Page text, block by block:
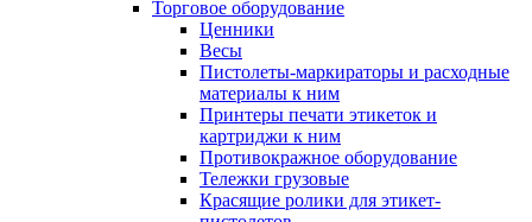
Торговое оборудование
Ценники
Весы
Пистолеты-маркираторы и расходные
материалы к ним
Принтеры печати этикеток и
картриджи к ним
Противокражное оборудование
Тележки грузовые
Красящие ролики для этикет-